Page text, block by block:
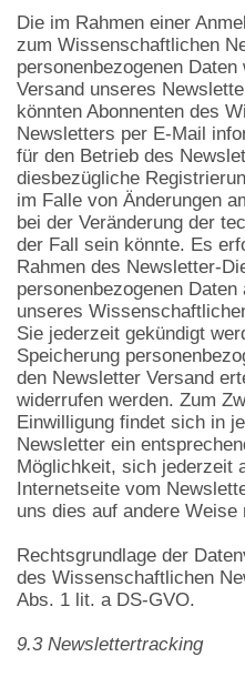
Die im Rahmen einer
zum Wissenschaftlichen
personenbezogenen
Versand unseres
könnten Abonnenten des
Newsletters per E-Mail
für den Betrieb des
diesbezügliche
im Falle von Änderungen
bei der Veränderung der
der Fall sein könnte. Es
Rahmen des Newsletter-
personenbezogenen
unseres
Sie jederzeit gekündigt
Speicherung
den Newsletter Versand
widerrufen werden. Zum
Einwilligung findet sich in
Newsletter ein
Möglichkeit, sich jederzeit
Internetseite vom
uns dies auf andere Weise
Rechtsgrundlage der
des Wissenschaftlichen
Abs. 1 lit. a DS-GVO.
9.3 Newslettertracking